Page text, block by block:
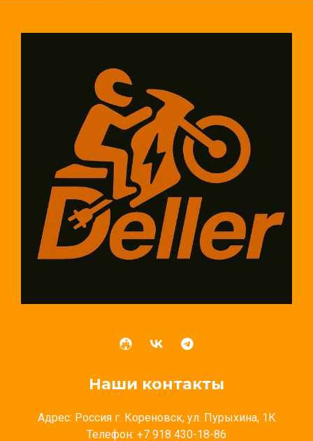
Наши контакты
Адрес: Россия г. Кореновск, ул. Пурыхина, 1К
Телефон: +7 918 430-18-86